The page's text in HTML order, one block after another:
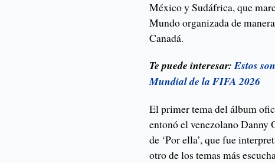
México y Sudáfrica, que
Mundo organizada de
Canadá.
Te puede interesar:Estos
Mundial de la FIFA 2026
El primer tema del álbum
entonó el venezolano Danny
de ‘Por ella’, que fue
otro de los temas más